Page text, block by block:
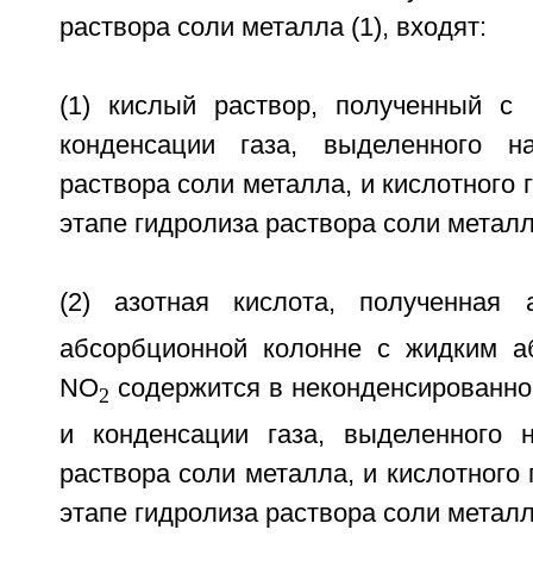
раствора соли металла (1), входят:
(1) кислый раствор, полученный
конденсации газа, выделенного
раствора соли металла, и кислотного
этапе гидролиза раствора соли
(2) азотная кислота, полученная
абсорбционной колонне с жидким
NO2 содержится в
и конденсации газа, выделенного
раствора соли металла, и кислотного
этапе гидролиза раствора соли